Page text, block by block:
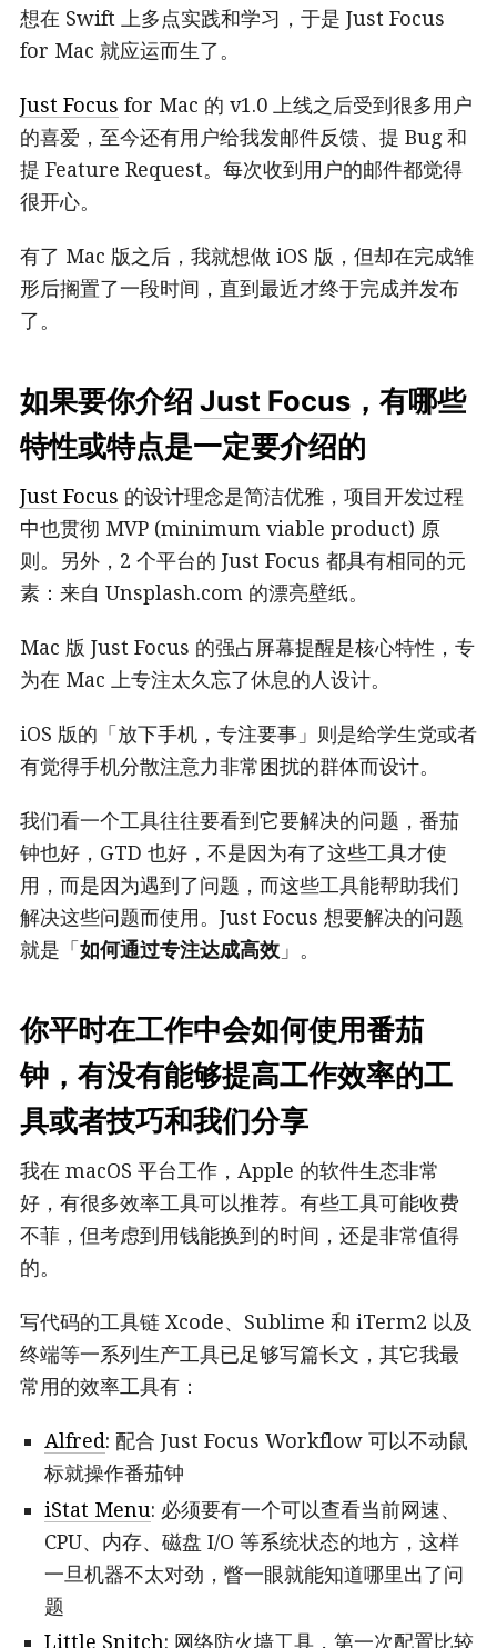
想在 Swift 上多点实践和学习，于是 Just Focus
for Mac 就应运而生了。
Just Focus for Mac 的 v1.0 上线之后受到很多用户
的喜爱，至今还有用户给我发邮件反馈、提 Bug 和
提 Feature Request。每次收到用户的邮件都觉得
很开心。
有了 Mac 版之后，我就想做 iOS 版，但却在完成雏
形后搁置了一段时间，直到最近才终于完成并发布
了。
如果要你介绍 Just Focus ，有哪些
特性或特点是一定要介绍的
Just Focus 的设计理念是简洁优雅，项目开发过程
中也贯彻 MVP (minimum viable product) 原
则。另外，2 个平台的 Just Focus 都具有相同的元
素：来自 Unsplash.com 的漂亮壁纸。
Mac 版 Just Focus 的强占屏幕提醒是核心特性，专
为在 Mac 上专注太久忘了休息的人设计。
iOS 版的「放下手机，专注要事」则是给学生党或者
有觉得手机分散注意力非常困扰的群体而设计。
我们看一个工具往往要看到它要解决的问题，番茄
钟也好，GTD 也好，不是因为有了这些工具才使
用，而是因为遇到了问题，而这些工具能帮助我们
解决这些问题而使用。Just Focus 想要解决的问题
就是「 如何通过专注达成高效 」。
你平时在工作中会如何使用番茄
钟，有没有能够提高工作效率的工
具或者技巧和我们分享
我在 macOS 平台工作，Apple 的软件生态非常
好，有很多效率工具可以推荐。有些工具可能收费
不菲，但考虑到用钱能换到的时间，还是非常值得
的。
写代码的工具链 Xcode、Sublime 和 iTerm2 以及
终端等一系列生产工具已足够写篇长文，其它我最
常用的效率工具有：
Alfred: 配合 Just Focus Workflow 可以不动鼠
标就操作番茄钟
iStat Menu: 必须要有一个可以查看当前网速、
CPU、内存、磁盘 I/O 等系统状态的地方，这样
一旦机器不太对劲，瞥一眼就能知道哪里出了问
题
Little Snitch: 网络防火墙工具，第一次配置比较